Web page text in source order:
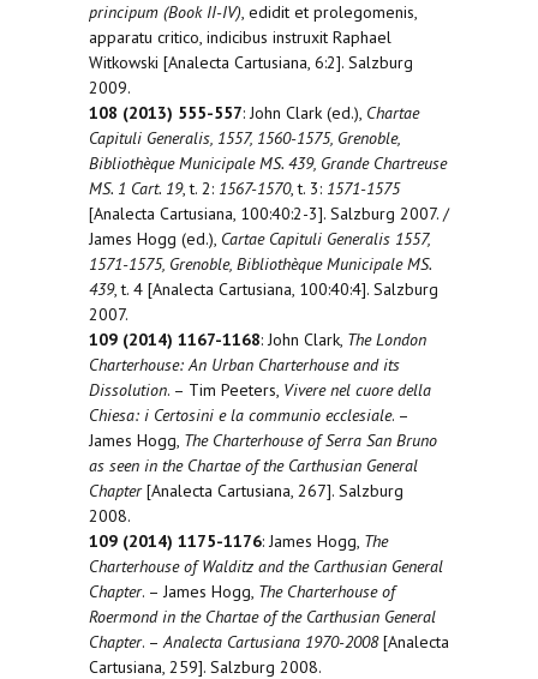
principum (Book II-IV), edidit et prolegomenis,
apparatu critico, indicibus instruxit Raphael
Witkowski [Analecta Cartusiana, 6:2]. Salzburg
2009.
108 (2013) 555-557: John Clark (ed.), Chartae
Capituli Generalis, 1557, 1560-1575, Grenoble,
Bibliothèque Municipale MS. 439, Grande Chartreuse
MS. 1 Cart. 19, t. 2: 1567-1570, t. 3: 1571-1575
[Analecta Cartusiana, 100:40:2-3]. Salzburg 2007. /
James Hogg (ed.), Cartae Capituli Generalis 1557,
1571-1575, Grenoble, Bibliothèque Municipale MS.
439, t. 4 [Analecta Cartusiana, 100:40:4]. Salzburg
2007.
109 (2014) 1167-1168: John Clark, The London
Charterhouse: An Urban Charterhouse and its
Dissolution. – Tim Peeters, Vivere nel cuore della
Chiesa: i Certosini e la communio ecclesiale. –
James Hogg, The Charterhouse of Serra San Bruno
as seen in the Chartae of the Carthusian General
Chapter[Analecta Cartusiana, 267]. Salzburg
2008.
109 (2014) 1175-1176: James Hogg, The
Charterhouse of Walditz and the Carthusian General
Chapter. – James Hogg, The Charterhouse of
Roermond in the Chartae of the Carthusian General
Chapter. –Analecta Cartusiana 1970-2008[Analecta
Cartusiana, 259]. Salzburg 2008.